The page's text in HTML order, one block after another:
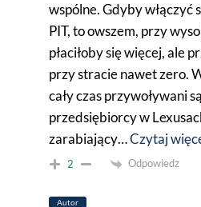
wspólne. Gdyby włączyć
PIT, to owszem, przy
płaciłoby się więcej, ale
przy stracie nawet zero.
cały czas przywoływani
przedsiębiorcy w
zarabiający…Czytaj
2 Odpowiedz
Autor